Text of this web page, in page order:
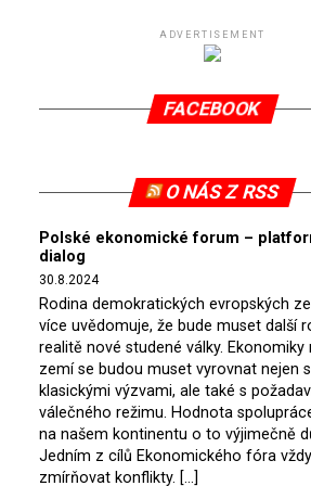
ADVERTISEMENT
FACEBOOK
O NÁS Z RSS
Polské ekonomické forum –
dialog
30.8.2024
Rodina demokratických evropských
více uvědomuje, že bude muset další
realitě nové studené války. Ekonomiky
zemí se budou muset vyrovnat nejen s
klasickými výzvami, ale také s
válečného režimu. Hodnota
na našem kontinentu o to výjimečně
Jedním z cílů Ekonomického fóra
zmírňovat konflikty. […]